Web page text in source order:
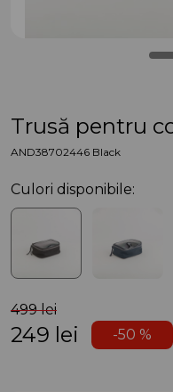
Trusă pentru
AND38702446 Black
Culori disponibile:
499 lei
249 lei -50 %